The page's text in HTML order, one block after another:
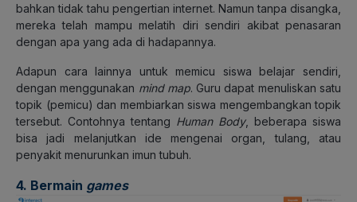
bahkan tidak tahu pengertian internet. Namun tanpa disangka,
mereka telah mampu melatih diri sendiri akibat penasaran
dengan apa yang ada di hadapannya.
Adapun cara lainnya untuk memicu siswa belajar sendiri,
dengan menggunakan mind map. Guru dapat menuliskan satu
topik (pemicu) dan membiarkan siswa mengembangkan topik
tersebut. Contohnya tentang Human Body, beberapa siswa
bisa jadi melanjutkan ide mengenai organ, tulang, atau
penyakit menurunkan imun tubuh.
4. Bermain games